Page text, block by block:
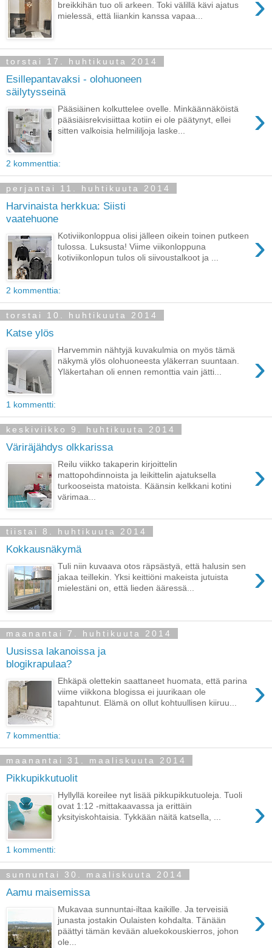
breikkihän tuo oli arkeen. Toki välillä kävi ajatus
mielessä, että liiankin kanssa vapaa...
torstai 17. huhtikuuta 2014
Esillepantavaksi - olohuoneen
säilytysseinä
›
Pääsiäinen kolkuttelee ovelle. Minkäännäköistä
pääsiäisrekvisiittaa kotiin ei ole päätynyt, ellei
sitten valkoisia helmililjoja laske...
2 kommenttia:
perjantai 11. huhtikuuta 2014
Harvinaista herkkua: Siisti
vaatehuone
›
Kotiviikonloppua olisi jälleen oikein toinen putkeen
tulossa. Luksusta! Viime viikonloppuna
kotiviikonlopun tulos oli siivoustalkoot ja ...
2 kommenttia:
torstai 10. huhtikuuta 2014
Katse ylös
›
Harvemmin nähtyjä kuvakulmia on myös tämä
näkymä ylös olohuoneesta yläkerran suuntaan.
Yläkertahan oli ennen remonttia vain jätti...
1 kommentti:
keskiviikko 9. huhtikuuta 2014
Väriräjähdys olkkarissa
›
Reilu viikko takaperin kirjoittelin
mattopohdinnoista ja leikittelin ajatuksella
turkooseista matoista. Käänsin kelkkani kotini
värimaa...
tiistai 8. huhtikuuta 2014
Kokkausnäkymä
›
Tuli niin kuvaava otos räpsästyä, että halusin sen
jakaa teillekin. Yksi keittiöni makeista jutuista
mielestäni on, että lieden ääressä...
maanantai 7. huhtikuuta 2014
Uusissa lakanoissa ja
blogikrapulaa?
›
Ehkäpä olettekin saattaneet huomata, että parina
viime viikkona blogissa ei juurikaan ole
tapahtunut. Elämä on ollut kohtuullisen kiiruu...
7 kommenttia:
maanantai 31. maaliskuuta 2014
Pikkupikkutuolit
›
Hyllyllä koreilee nyt lisää pikkupikkutuoleja. Tuoli
ovat 1:12 -mittakaavassa ja erittäin
yksityiskohtaisia. Tykkään näitä katsella, ...
1 kommentti:
sunnuntai 30. maaliskuuta 2014
Aamu maisemissa
›
Mukavaa sunnuntai-iltaa kaikille. Ja terveisiä
junasta jostakin Oulaisten kohdalta. Tänään
päättyi tämän kevään aluekokouskierros, johon
ole...